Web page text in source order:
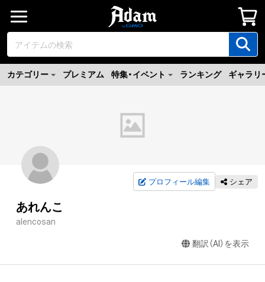
カテゴリー プレミアム 特集・イベント ランキング ギャラリ
プロフィール編集 シェア
あれんこ
alencosan
翻訳（AI）を表示